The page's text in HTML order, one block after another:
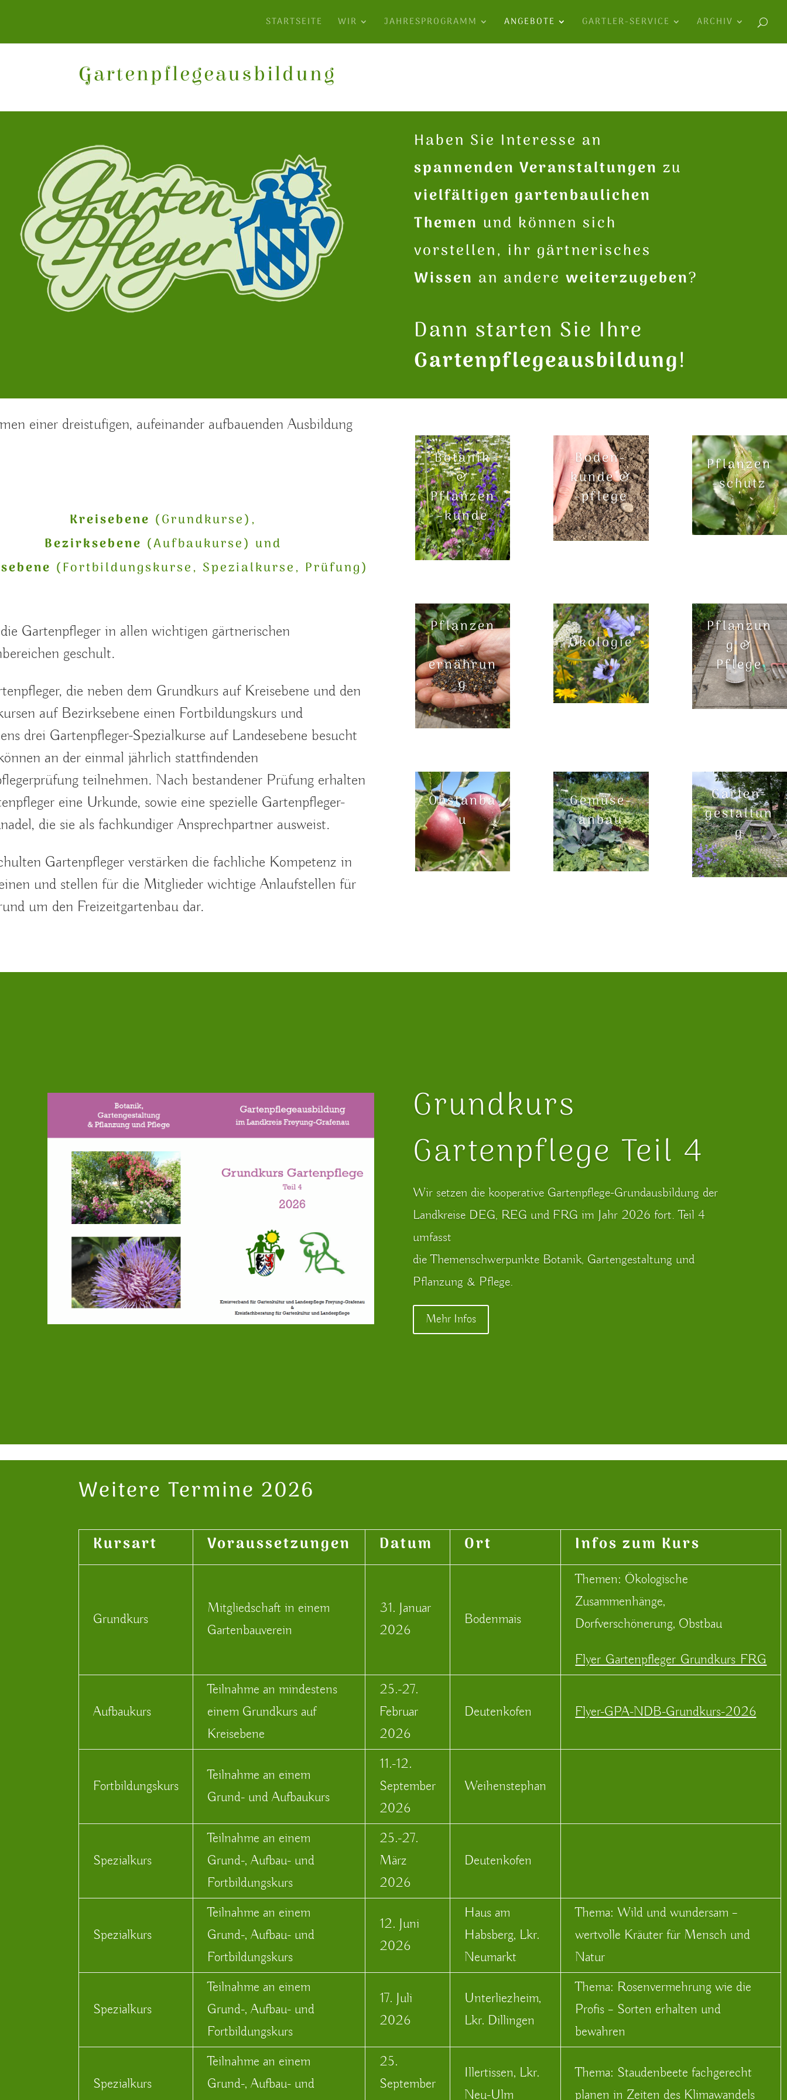
STARTSEITE WIR JAHRESPROGRAMM ANGEBOTE GARTLER-SERVICE ARCHIV
Gartenpflegeausbildung
Haben Sie Interesse an
spannenden Veranstaltungen zu
vielfältigen gartenbaulichen
Themen und können sich
vorstellen, ihr gärtnerisches
Wissen an andereweiterzugeben?
Dann starten Sie Ihre
Gartenpflegeausbildung!
einer dreistufigen, aufeinander aufbauenden Ausbildung
Kreisebene (Grundkurse),
Bezirksebene (Aufbaukurse) und
(Fortbildungskurse, Spezialkurse, Prüfung)
Gartenpfleger in allen wichtigen gärtnerischen
geschult.
die neben dem Grundkurs auf Kreisebene und den
auf Bezirksebene einen Fortbildungskurs und
drei Gartenpfleger-Spezialkurse auf Landesebene besucht
an der einmal jährlich stattfindenden
teilnehmen. Nach bestandener Prüfung erhalten
eine Urkunde, sowie eine spezielle Gartenpfleger-
die sie als fachkundiger Ansprechpartner ausweist.
Gartenpfleger verstärken die fachliche Kompetenz in
und stellen für die Mitglieder wichtige Anlaufstellen für
um den Freizeitgartenbau dar.
Botanik
&
Pflanzen
-kunde
Boden-
kunde &
-pflege
Pflanzen
-schutz
Pflanzen
-
ernährun
g
Ökologie
Pflanzun
g &
Pflege
Obstanba
u
Gemüse-
anbau
Garten-
gestaltun
g
Grundkurs
Gartenpflege Teil 4
Wir setzen die kooperative Gartenpflege-Grundausbildung der
Landkreise DEG, REG und FRG im Jahr 2026 fort. Teil 4
umfasst
die Themenschwerpunkte Botanik, Gartengestaltung und
Pflanzung & Pflege.
Mehr Infos
Weitere Termine 2026
Kursart Voraussetzungen Datum Ort Infos zum Kurs
Grundkurs
Mitgliedschaft in einem
Gartenbauverein
31. Januar
2026
Bodenmais
Themen: Ökologische
Zusammenhänge,
Dorfverschönerung, Obstbau
Flyer_Gartenpfleger_Grundkurs_FRG
Aufbaukurs
Teilnahme an mindestens
einem Grundkurs auf
Kreisebene
25.-27.
Februar
2026
Deutenkofen Flyer-GPA-NDB-Grundkurs-2026
Fortbildungskurs
Teilnahme an einem
Grund- und Aufbaukurs
11.-12.
September
2026
Weihenstephan
Spezialkurs
Teilnahme an einem
Grund-, Aufbau- und
Fortbildungskurs
25.-27.
März
2026
Deutenkofen
Spezialkurs
Teilnahme an einem
Grund-, Aufbau- und
Fortbildungskurs
12. Juni
2026
Haus am
Habsberg, Lkr.
Neumarkt
Thema: Wild und wundersam –
wertvolle Kräuter für Mensch und
Natur
Spezialkurs
Teilnahme an einem
Grund-, Aufbau- und
Fortbildungskurs
17. Juli
2026
Unterliezheim,
Lkr. Dillingen
Thema: Rosenvermehrung wie die
Profis – Sorten erhalten und
bewahren
Spezialkurs
Teilnahme an einem
Grund-, Aufbau- und
25.
September
Illertissen, Lkr.
Neu-Ulm
Thema: Staudenbeete fachgerecht
planen in Zeiten des Klimawandels